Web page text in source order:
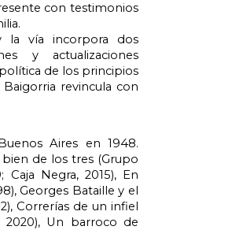
con testimonios
la vía incorpora dos
y actualizaciones
de los principios
revincula con
Aires en 1948.
de los tres (Grupo
Caja Negra, 2015), En
Georges Bataille y el
Correrías de un infiel
2020), Un barroco de